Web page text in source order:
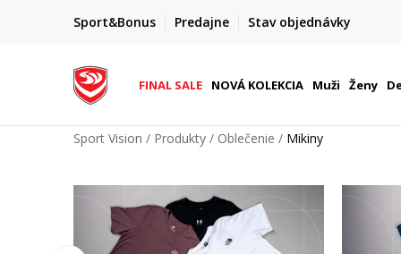
Sport&Bonus Predajne Stav objednávky
ZĽAVA 20 %
na vybrané produkty pre členov S&B
FINAL SALE NOVÁ KOLEKCIA Muži Ženy
Sport Vision Produkty Oblečenie Mikiny